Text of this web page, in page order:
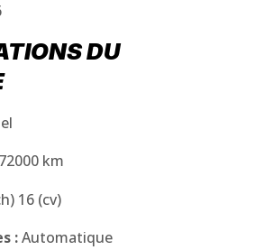
DU
km
16 (cv)
:Automatique